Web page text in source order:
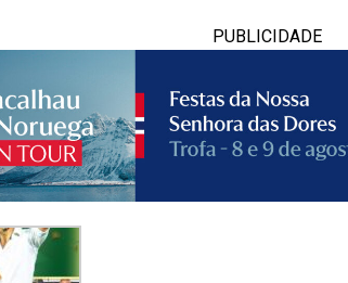
PUBLICIDADE